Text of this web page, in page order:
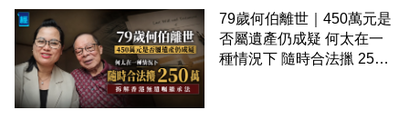
79歲何伯離世｜450萬元是
否屬遺產仍成疑 何太在一
種情況下 隨時合法擸 250